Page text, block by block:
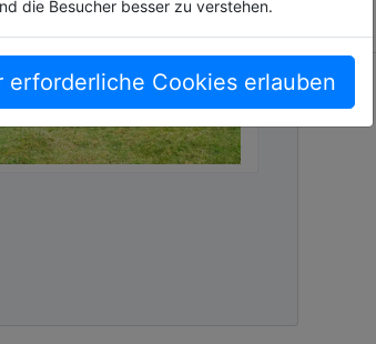
die Besucher besser zu verstehen.
erforderliche Cookies erlauben